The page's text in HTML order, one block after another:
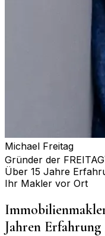
Michael Freitag
Gründer der FREITAG
Über 15 Jahre
Ihr Makler vor Ort
Jahren Erfahrung